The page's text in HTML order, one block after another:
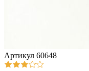
Артикул 60648